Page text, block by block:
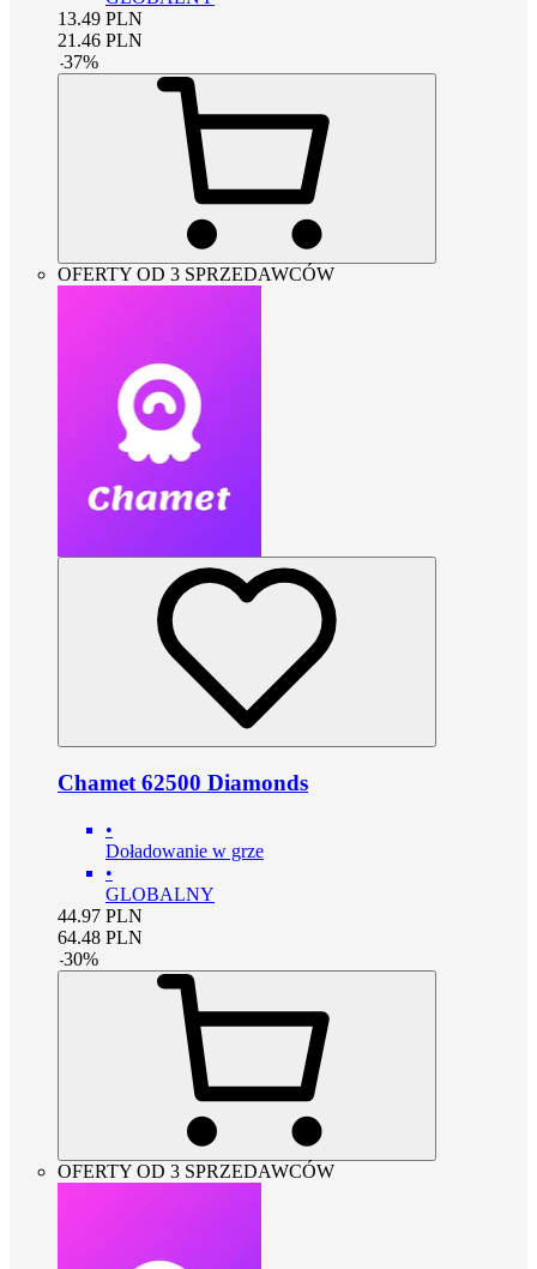
13.49 PLN
21.46 PLN
-37%
OFERTY OD 3 SPRZEDAWCÓW
Chamet 62500 Diamonds
•
Doładowanie w grze
•
GLOBALNY
44.97 PLN
64.48 PLN
-30%
OFERTY OD 3 SPRZEDAWCÓW